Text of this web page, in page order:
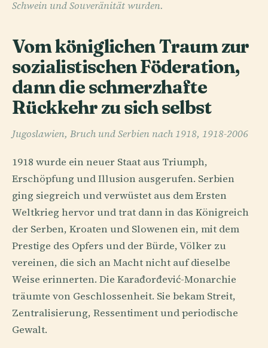
Schwein und Souveränität wurden.
Vom königlichen Traum zur
sozialistischen Föderation,
dann die schmerzhafte
Rückkehr zu sich selbst
Jugoslawien, Bruch und Serbien nach 1918, 1918-2006
1918 wurde ein neuer Staat aus Triumph,
Erschöpfung und Illusion ausgerufen. Serbien
ging siegreich und verwüstet aus dem Ersten
Weltkrieg hervor und trat dann in das Königreich
der Serben, Kroaten und Slowenen ein, mit dem
Prestige des Opfers und der Bürde, Völker zu
vereinen, die sich an Macht nicht auf dieselbe
Weise erinnerten. Die Karađorđević-Monarchie
träumte von Geschlossenheit. Sie bekam Streit,
Zentralisierung, Ressentiment und periodische
Gewalt.